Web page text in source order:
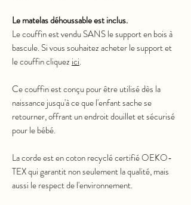
Le matelas déhoussable est inclus.
Le couffin est vendu SANS le support en bois à
bascule. Si vous souhaitez acheter le support et
le couffin cliquez ici.
Ce couffin est conçu pour être utilisé dès la
naissance jusqu'à ce que l'enfant sache se
retourner, offrant un endroit douillet et sécurisé
pour le bébé.
La corde est en coton recyclé certifié OEKO-
TEX qui garantit non seulement la qualité, mais
aussi le respect de l'environnement.